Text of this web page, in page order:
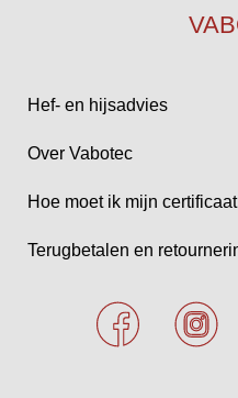
Hef- en hijsadvies
Over Vabotec
Hoe moet ik mijn
Terugbetalen en